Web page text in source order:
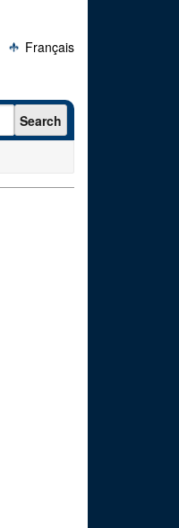
Français
Search